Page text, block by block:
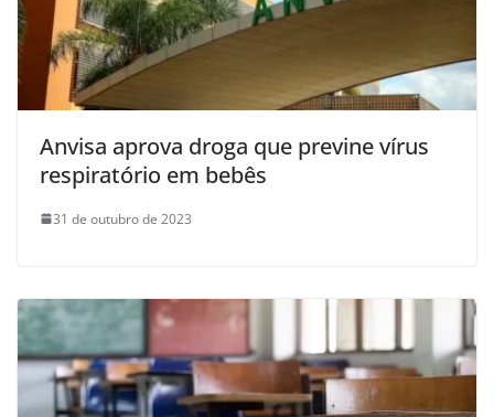
Anvisa aprova droga que previne vírus
respiratório em bebês
31 de outubro de 2023